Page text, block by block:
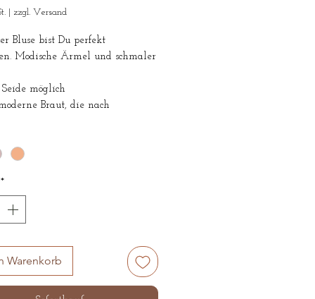
zzgl. Versand
Bluse bist Du perfekt
Modische Ärmel und schmaler
möglich
Braut, die nach
brautbluse
*
Warenkorb